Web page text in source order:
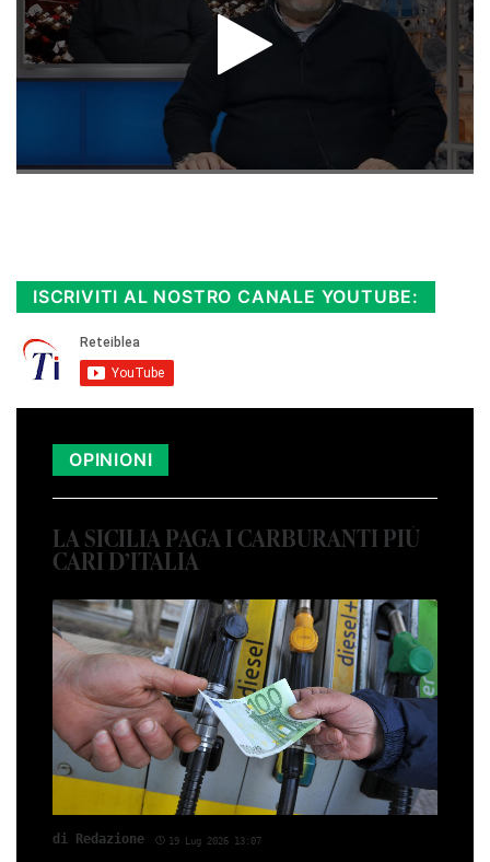
ISCRIVITI AL NOSTRO CANALE YOUTUBE:
OPINIONI
LA SICILIA PAGA I CARBURANTI PIÙ
CARI D’ITALIA
di Red­azio­ne 19 Lug 2026 13:07